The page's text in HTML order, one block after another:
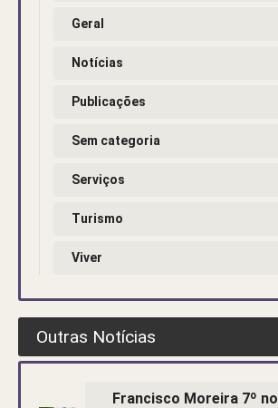
Geral
Notícias
Publicações
Sem categoria
Serviços
Turismo
Viver
Outras Notícias
Francisco Moreira 7º no